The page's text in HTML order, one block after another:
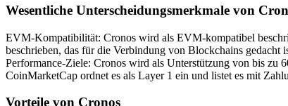
Wesentliche Unterscheidungsmerkmale von
EVM-Kompatibilität: Cronos wird als EVM-kompatibel
beschrieben, das für die Verbindung von Blockchains
Performance-Ziele: Cronos wird als Unterstützung von bis zu
CoinMarketCap ordnet es als Layer 1 ein und listet es mit
Vorteile von Cronos